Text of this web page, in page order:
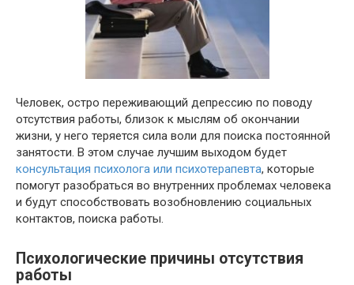
Человек, остро переживающий депрессию по поводу
отсутствия работы, близок к мыслям об окончании
жизни, у него теряется сила воли для поиска постоянной
занятости. В этом случае лучшим выходом будет
консультация психолога или психотерапевта, которые
помогут разобраться во внутренних проблемах человека
и будут способствовать возобновлению социальных
контактов, поиска работы.
Психологические причины отсутствия
работы